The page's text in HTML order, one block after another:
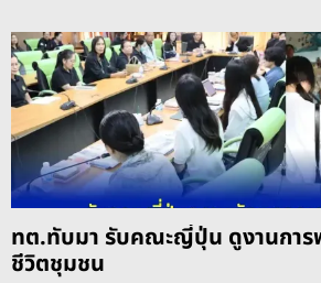
ทต.ทับมา รับคณะญี่ปุ่น ดูงานกา
ชีวิตชุมชน